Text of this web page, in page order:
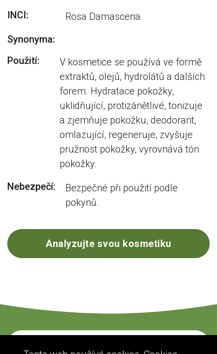
INCI:
Rosa Damascena
Synonyma:
Použití:
V kosmetice se používá ve formě
extraktů, olejů, hydrolátů a dalších
forem. Hydratace pokožky,
uklidňující, protizánětlivé, tonizuje
a zjemňuje pokožku, deodorant,
omlazující, regeneruje, zvyšuje
pružnost pokožky, vyrovnává tón
pokožky.
Nebezpečí:
Bezpečné při použití podle
pokynů.
Analyzujte svou kosmetiku